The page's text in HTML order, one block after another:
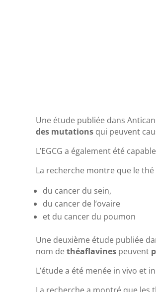
Une étude publiée dans
des mutations qui peuvent
L’EGCG a également été
La recherche montre que le
du cancer du sein,
du cancer de l’ovaire
et du cancer du poumon
Une deuxième étude publiée
nom dethéaflavines peuvent
L’étude a été menée in vivo et